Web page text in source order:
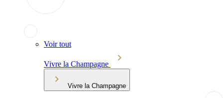
Voir tout
Vivre la Champagne
Vivre la Champagne